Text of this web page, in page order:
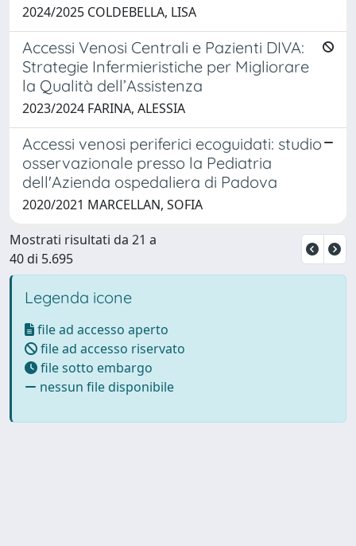
2024/2025 COLDEBELLA, LISA
Accessi Venosi Centrali e Pazienti DIVA:
Strategie Infermieristiche per Migliorare
la Qualità dell’Assistenza
2023/2024 FARINA, ALESSIA
Accessi venosi periferici ecoguidati: studio
osservazionale presso la Pediatria
dell'Azienda ospedaliera di Padova
2020/2021 MARCELLAN, SOFIA
Mostrati risultati da 21 a
40 di 5.695
Legenda icone
file ad accesso aperto
file ad accesso riservato
file sotto embargo
nessun file disponibile